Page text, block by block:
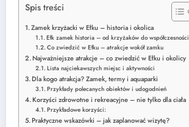
Spis treści
Zamek krzyżacki w Ełku – historia i okolica
Ełk zamek historia – od krzyżaków do współczesności
Co zwiedzić w Ełku – atrakcje wokół zamku
Najważniejsze atrakcje – co zwiedzić w Ełku i okolicy
Lista najciekawszych miejsc i aktywności
Dla kogo atrakcja? Zamek, termy i aquaparki
Przykłady polecanych obiektów i udogodnień
Korzyści zdrowotne i rekreacyjne – nie tylko dla ciała
Przykładowe korzyści:
Praktyczne wskazówki – jak zaplanować wizytę?